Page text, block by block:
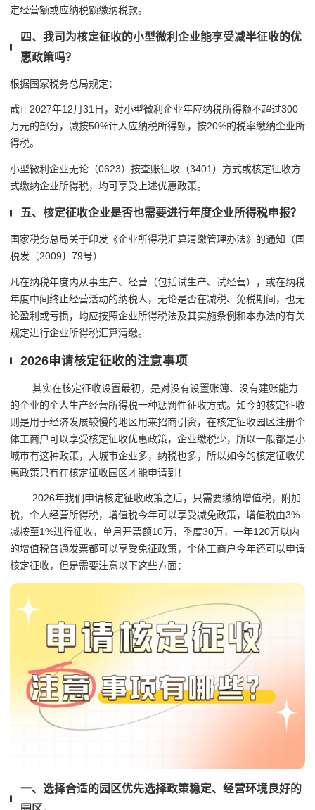
定经营额或应纳税额缴纳税款。
四、我司为核定征收的小型微利企业能享受减半征收的优
惠政策吗？
根据国家税务总局规定：
截止2027年12月31日，对小型微利企业年应纳税所得额不超过300
万元的部分，减按50%计入应纳税所得额，按20%的税率缴纳企业所
得税。
小型微利企业无论（0623）按查账征收（3401）方式或核定征收方
式缴纳企业所得税，均可享受上述优惠政策。
五、核定征收企业是否也需要进行年度企业所得税申报？
国家税务总局关于印发《企业所得税汇算清缴管理办法》的通知（国
税发〔2009〕79号）
凡在纳税年度内从事生产、经营（包括试生产、试经营），或在纳税
年度中间终止经营活动的纳税人，无论是否在减税、免税期间，也无
论盈利或亏损，均应按照企业所得税法及其实施条例和本办法的有关
规定进行企业所得税汇算清缴。
2026申请核定征收的注意事项
其实在核定征收设置最初，是对没有设置账簿、没有建账能力
的企业的个人生产经营所得税一种惩罚性征收方式。如今的核定征收
则是用于经济发展较慢的地区用来招商引资，在核定征收园区注册个
体工商户可以享受核定征收优惠政策，企业缴税少，所以一般都是小
城市有这种政策，大城市企业多，纳税也多，所以如今的核定征收优
惠政策只有在核定征收园区才能申请到！
2026年我们申请核定征收政策之后，只需要缴纳增值税，附加
税，个人经营所得税，增值税今年可以享受减免政策，增值税由3%
减按至1%进行征收，单月开票额10万，季度30万，一年120万以内
的增值税普通发票都可以享受免征政策，个体工商户今年还可以申请
核定征收，但是需要注意以下这些方面：
一、选择合适的园区优先选择政策稳定、经营环境良好的